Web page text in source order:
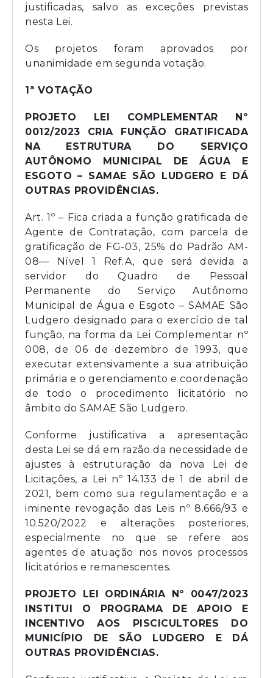
justificadas, salvo as exceções previstas
nesta Lei.
Os projetos foram aprovados por
unanimidade em segunda votação.
1ª VOTAÇÃO
PROJETO LEI COMPLEMENTAR Nº
0012/2023 CRIA FUNÇÃO GRATIFICADA
NA ESTRUTURA DO SERVIÇO
AUTÔNOMO MUNICIPAL DE ÁGUA E
ESGOTO – SAMAE SÃO LUDGERO E DÁ
OUTRAS PROVIDÊNCIAS.
Art. 1º – Fica criada a função gratificada de
Agente de Contratação, com parcela de
gratificação de FG-03, 25% do Padrão AM-
08— Nível 1 Ref.A, que será devida a
servidor do Quadro de Pessoal
Permanente do Serviço Autônomo
Municipal de Água e Esgoto – SAMAE São
Ludgero designado para o exercício de tal
função, na forma da Lei Complementar nº
008, de 06 de dezembro de 1993, que
executar extensivamente a sua atribuição
primária e o gerenciamento e coordenação
de todo o procedimento licitatório no
âmbito do SAMAE São Ludgero.
Conforme justificativa a apresentação
desta Lei se dá em razão da necessidade de
ajustes à estruturação da nova Lei de
Licitações, a Lei nº 14.133 de 1 de abril de
2021, bem como sua regulamentação e a
iminente revogação das Leis nº 8.666/93 e
10.520/2022 e alterações posteriores,
especialmente no que se refere aos
agentes de atuação nos novos processos
licitatórios e remanescentes.
PROJETO LEI ORDINÁRIA Nº 0047/2023
INSTITUI O PROGRAMA DE APOIO E
INCENTIVO AOS PISCICULTORES DO
MUNICÍPIO DE SÃO LUDGERO E DÁ
OUTRAS PROVIDÊNCIAS.